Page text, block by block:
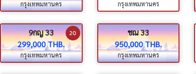
กรุงเทพมหานคร กรุงเทพมหานคร
9กญ 33
299,000 THB.
กรุงเทพมหานคร
20
ชณ 33
950,000 THB.
กรุงเทพมหานคร